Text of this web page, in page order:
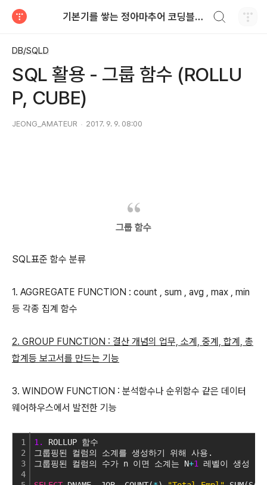
기본기를 쌓는 정아마추어 코딩블로그
DB/SQLD
SQL 활용 - 그룹 함수 (ROLLU
P, CUBE)
JEONG_AMATEUR 2017. 9. 9. 08:00
그룹 함수
SQL표준 함수 분류
1. AGGREGATE FUNCTION : count , sum , avg , max , min
등 각종 집계 함수
2. GROUP FUNCTION : 결산 개념의 업무, 소계, 중계, 합계, 총
합계등 보고서를 만드는 기능
3. WINDOW FUNCTION : 분석함수나 순위함수 같은 데이터
웨어하우스에서 발전한 기능
1
2
3
4
1.
ROLLUP 함수
그룹핑된 컬럼의 소계를 생성하기 위해 사용.
그룹핑된 컬럼의 수가 n 이면 소계는 N+1 레벨이 생성